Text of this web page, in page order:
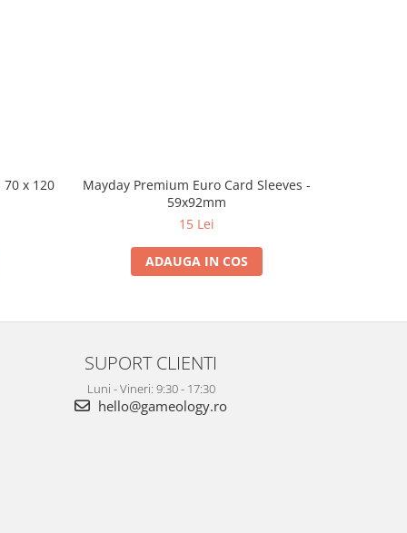
70 x 120
Mayday Premium Euro Card Sleeves -
59x92mm
15 Lei
ADAUGA IN COS
SUPORT CLIENTI
Luni - Vineri: 9:30 - 17:30
hello@gameology.ro